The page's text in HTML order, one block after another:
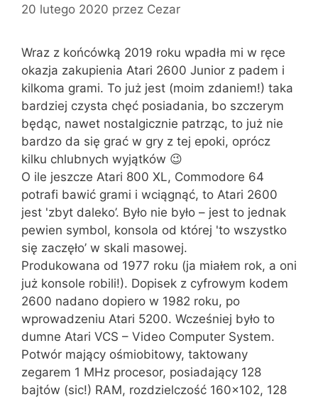
20 lutego 2020 przez Cezar
Wraz z końcówką 2019 roku wpadła mi w ręce
okazja zakupienia Atari 2600 Junior z padem i
kilkoma grami. To już jest (moim zdaniem!) taka
bardziej czysta chęć posiadania, bo szczerym
będąc, nawet nostalgicznie patrząc, to już nie
bardzo da się grać w gry z tej epoki, oprócz
kilku chlubnych wyjątków 😉
O ile jeszcze Atari 800 XL, Commodore 64
potrafi bawić grami i wciągnąć, to Atari 2600
jest 'zbyt daleko’. Było nie było – jest to jednak
pewien symbol, konsola od której 'to wszystko
się zaczęło’ w skali masowej.
Produkowana od 1977 roku (ja miałem rok, a oni
już konsole robili!). Dopisek z cyfrowym kodem
2600 nadano dopiero w 1982 roku, po
wprowadzeniu Atari 5200. Wcześniej było to
dumne Atari VCS – Video Computer System.
Potwór mający ośmiobitowy, taktowany
zegarem 1 MHz procesor, posiadający 128
bajtów (sic!) RAM, rozdzielczość 160×102, 128